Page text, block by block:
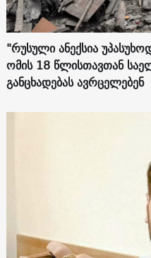
"რუსული ანექსია
ომის 18 წლისთავთან
განცხადებას ავრცელებენ